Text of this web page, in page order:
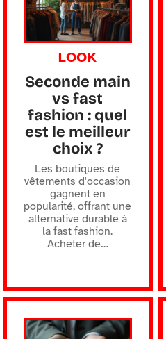
LOOK
Seconde main
vs fast
fashion : quel
est le meilleur
choix ?
Les boutiques de
vêtements d'occasion
gagnent en
popularité, offrant une
alternative durable à
la fast fashion.
Acheter de…